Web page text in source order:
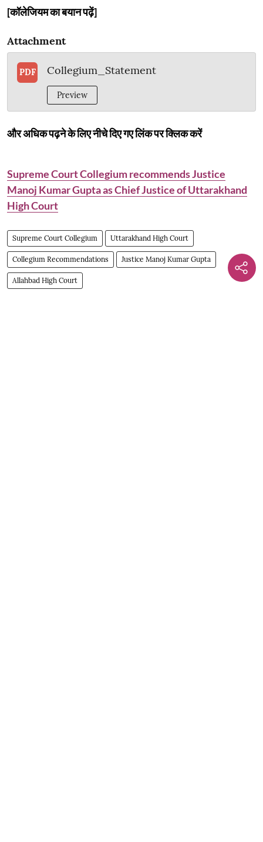
[कॉलेजियम का बयान पढ़ें]
Attachment
PDF Collegium_Statement
Preview
और अधिक पढ़ने के लिए नीचे दिए गए लिंक पर क्लिक करें
Supreme Court Collegium recommends Justice
Manoj Kumar Gupta as Chief Justice of Uttarakhand
High Court
Supreme Court Collegium Uttarakhand High Court
Collegium Recommendations Justice Manoj Kumar Gupta
Allahbad High Court